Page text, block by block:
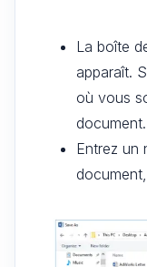
La boîte
apparaît.
où vous
document.
Entrez un